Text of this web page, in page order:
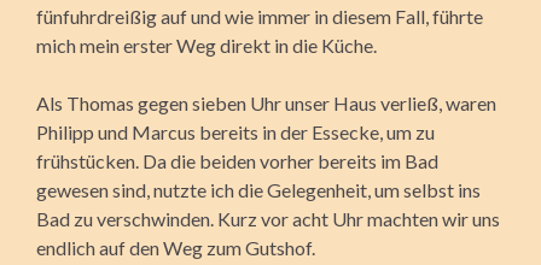
fünfuhrdreißig auf und wie immer in diesem Fall, führte
mich mein erster Weg direkt in die Küche.
Als Thomas gegen sieben Uhr unser Haus verließ, waren
Philipp und Marcus bereits in der Essecke, um zu
frühstücken. Da die beiden vorher bereits im Bad
gewesen sind, nutzte ich die Gelegenheit, um selbst ins
Bad zu verschwinden. Kurz vor acht Uhr machten wir uns
endlich auf den Weg zum Gutshof.